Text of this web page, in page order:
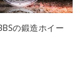
の鍛造ホイー